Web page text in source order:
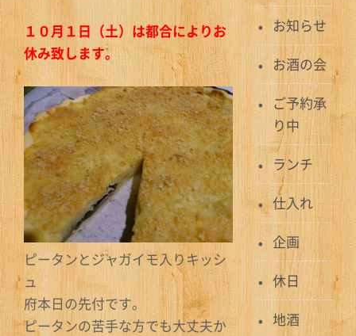
１０月１日（土）は都合によりお
休み致します。
ピータンとジャガイモ入りキッシ
ュ
府本日の先付です。
ピータンの苦手な方でも大丈夫か
お知らせ
お酒の会
ご予約承
り中
ランチ
仕入れ
企画
休日
地酒